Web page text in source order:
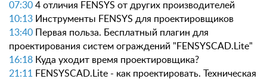
07:30 4 отличия FENSYS от других производителей
10:13 Инструменты FENSYS для проектировщиков
13:40 Первая польза. Бесплатный плагин для
проектирования систем ограждений "FENSYSCAD.Lite"
16:18 Куда уходит время проектировщика?
21:11
FENSYSCAD.Lite - как проектировать. Техническая